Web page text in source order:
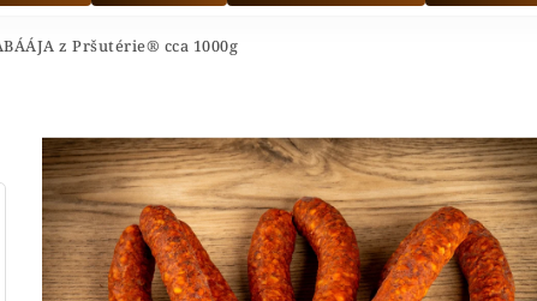
z Pršutérie® cca 1000g